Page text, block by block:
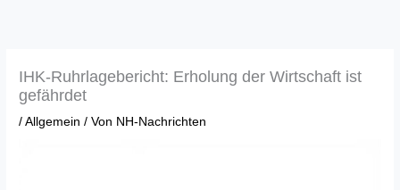
IHK-Ruhrlagebericht: Erholung der Wirtschaft ist
gefährdet
/Allgemein / Von NH-Nachrichten